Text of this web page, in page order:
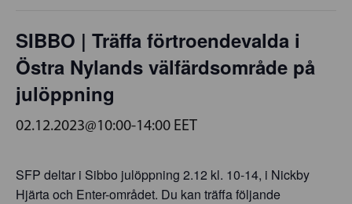
SIBBO | Träffa förtroendevalda i
Östra Nylands välfärdsområde på
julöppning
02.12.2023@10:00-14:00 EET
SFP deltar i Sibbo julöppning 2.12 kl. 10-14, i Nickby
Hjärta och Enter-området. Du kan träffa följande